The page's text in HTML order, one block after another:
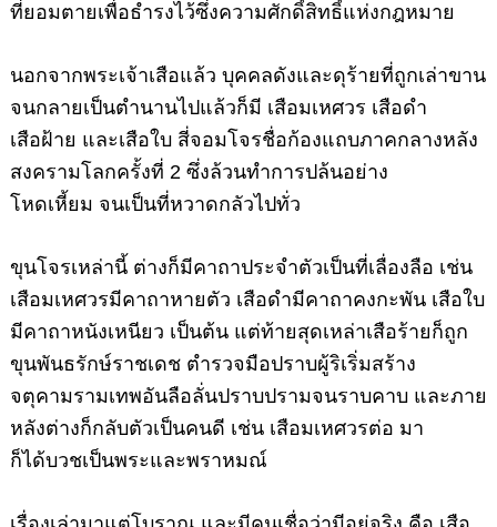
ที่ยอมตายเพื่อธำรงไว้ซึ่งความศักดิ์สิทธิ์แห่งกฎหมาย
นอกจากพระเจ้าเสือแล้ว บุคคลดังและดุร้ายที่ถูกเล่าขาน
จนกลายเป็นตำนานไปแล้วก็มี เสือมเหศวร เสือดำ
เสือฝ้าย และเสือใบ สี่จอมโจรชื่อก้องแถบภาคกลางหลัง
สงครามโลกครั้งที่ 2 ซึ่งล้วนทำการปล้นอย่าง
โหดเหี้ยม จนเป็นที่หวาดกลัวไปทั่ว
ขุนโจรเหล่านี้ ต่างก็มีคาถาประจำตัวเป็นที่เลื่องลือ เช่น
เสือมเหศวรมีคาถาหายตัว เสือดำมีคาถาคงกะพัน เสือใบ
มีคาถาหนังเหนียว เป็นต้น แต่ท้ายสุดเหล่าเสือร้ายก็ถูก
ขุนพันธรักษ์ราชเดช ตำรวจมือปราบผู้ริเริ่มสร้าง
จตุคามรามเทพอันลือลั่นปราบปรามจนราบคาบ และภาย
หลังต่างก็กลับตัวเป็นคนดี เช่น เสือมเหศวรต่อ มา
ก็ได้บวชเป็นพระและพราหมณ์